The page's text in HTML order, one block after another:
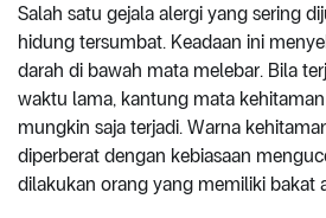
Salah satu gejala alergi yang sering
hidung tersumbat. Keadaan ini
darah di bawah mata melebar. Bila
waktu lama, kantung mata
mungkin saja terjadi. Warna
diperberat dengan kebiasaan
dilakukan orang yang memiliki bakat